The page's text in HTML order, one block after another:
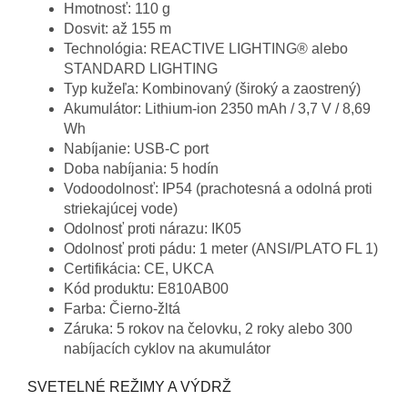
Hmotnosť: 110 g
Dosvit: až 155 m
Technológia: REACTIVE LIGHTING® alebo
STANDARD LIGHTING
Typ kužeľa: Kombinovaný (široký a zaostrený)
Akumulátor: Lithium-ion 2350 mAh / 3,7 V / 8,69
Wh
Nabíjanie: USB-C port
Doba nabíjania: 5 hodín
Vodoodolnosť: IP54 (prachotesná a odolná proti
striekajúcej vode)
Odolnosť proti nárazu: IK05
Odolnosť proti pádu: 1 meter (ANSI/PLATO FL 1)
Certifikácia: CE, UKCA
Kód produktu: E810AB00
Farba: Čierno-žltá
Záruka: 5 rokov na čelovku, 2 roky alebo 300
nabíjacích cyklov na akumulátor
SVETELNÉ REŽIMY A VÝDRŽ